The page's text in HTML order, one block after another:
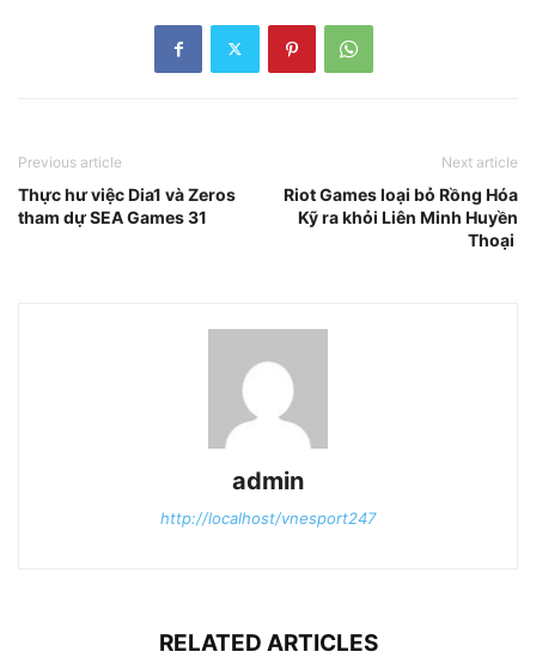
Previous article
Thực hư việc Dia1 và Zeros
tham dự SEA Games 31
Next article
Riot Games loại bỏ Rồng Hóa
Kỹ ra khỏi Liên Minh Huyền
Thoại
admin
http://localhost/vnesport247
RELATED ARTICLES